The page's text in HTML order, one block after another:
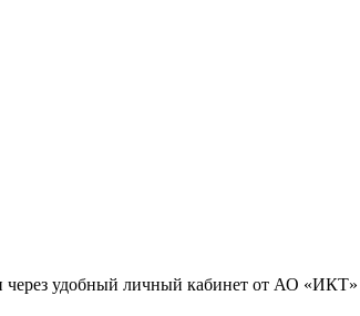
через удобный личный кабинет от АО «ИКТ»